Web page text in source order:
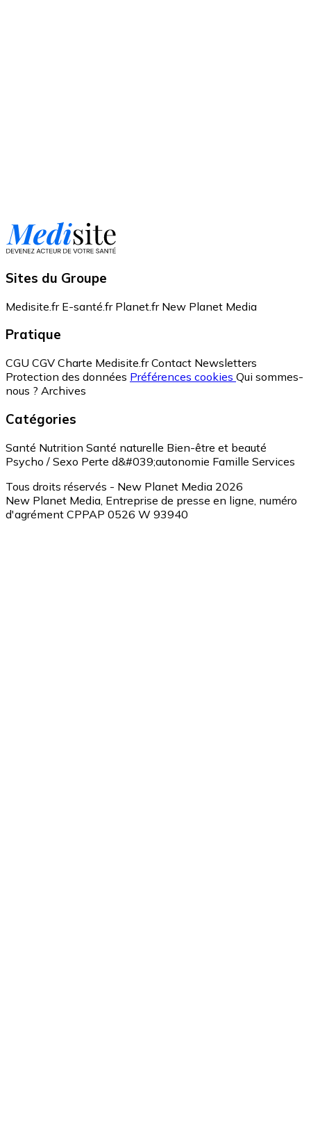
Sites du Groupe
Medisite.fr E-santé.fr Planet.fr New Planet Media
Pratique
CGU CGV Charte Medisite.fr Contact Newsletters
Protection des données Préférences cookies Qui sommes-
nous ? Archives
Catégories
Santé Nutrition Santé naturelle Bien-être et beauté
Psycho / Sexo Perte d&#039;autonomie Famille Services
Tous droits réservés - New Planet Media 2026
New Planet Media, Entreprise de presse en ligne, numéro
d'agrément CPPAP 0526 W 93940